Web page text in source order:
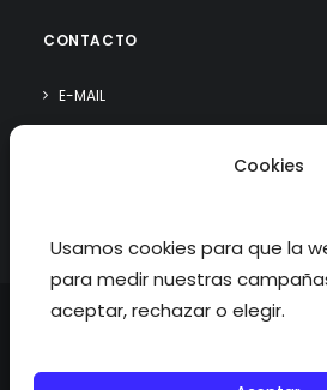
Cookies
Usamos cookies para que la
para medir nuestras
aceptar, rechazar o elegir.
CONTACTO
E-MAIL